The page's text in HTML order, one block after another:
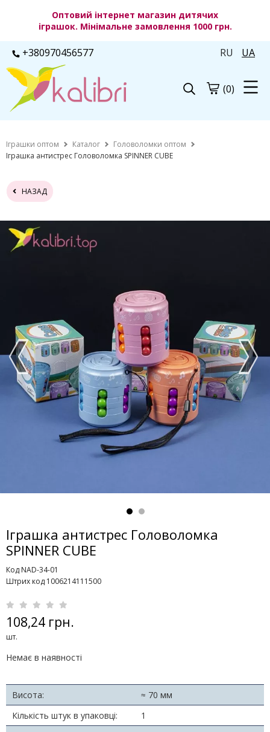
Оптовий інтернет магазин дитячих
іграшок. Мінімальне замовлення 1000 грн.
+380970456577 RU UA
(0)
Іграшки оптом Каталог
Головоломки оптом
Іграшка антистрес Головоломка SPINNER CUBE
НАЗАД
Іграшка антистрес Головоломка
SPINNER CUBE
Код NAD-34-01
Штрих код 1006214111500
108,24 грн.
шт.
Немає в наявності
Висота:
≈ 70 мм
Кількість штук в упаковці:
1